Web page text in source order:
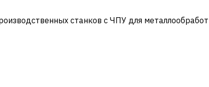
станков с ЧПУ для